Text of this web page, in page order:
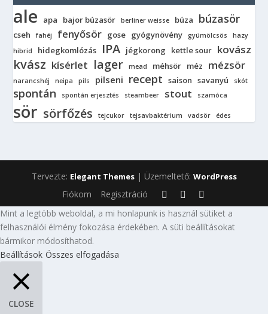
ale apa bajor búzasör berliner weisse búza búzasör
cseh fahéj fenyősör gose gyógynövény gyümölcsös
hazy
hibrid
hidegkomlózás IPA jégkorong kettle sour kovász
kvász kísérlet lager mead méhsör méz mézsör
narancshéj neipa pils pilseni recept saison savanyú skót
spontán spontán erjesztés steambeer stout szamóca
sör sörfőzés tejcukor tejsavbaktérium vadsör édes
Tervezte: Elegant Themes| Üzemeltető: WordPress
Fiókom
Regisztráció
Mint a legtöbb weboldal, a mi honlapunk is használ sütiket a
felhasználói élmény fokozása érdekében. A süti beállításokat
bármikor módosíthatod.
Beállítások Összes elfogadása
CLOSE